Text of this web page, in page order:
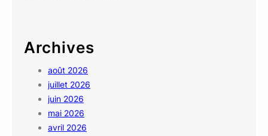
Archives
août 2026
juillet 2026
juin 2026
mai 2026
avril 2026